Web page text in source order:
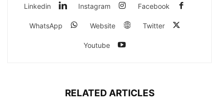
Facebook
Instagram
Linkedin
Twitter
Website
WhatsApp
Youtube
RELATED ARTICLES